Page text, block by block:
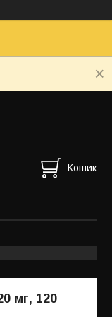
Кошик
мг, 120